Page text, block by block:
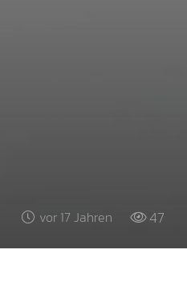
vor 17 Jahren 47